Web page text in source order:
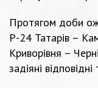
Протягом доби
Р-24 Татарів –
Криворівня –
задіяні